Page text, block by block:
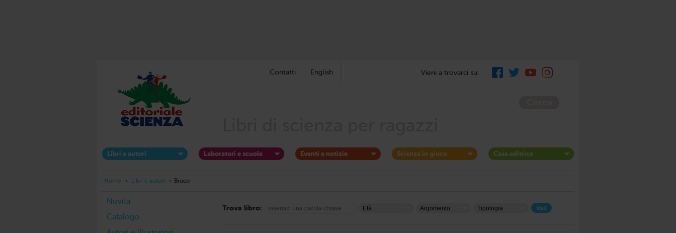
Contatti English Vieni a trovarci su:
Libri e autori Laboratori e scuole Eventi e notizie Scienza in gioco Casa editrice
Home › Libri e autori › Bruco
Novità
Catalogo
Trova libro: